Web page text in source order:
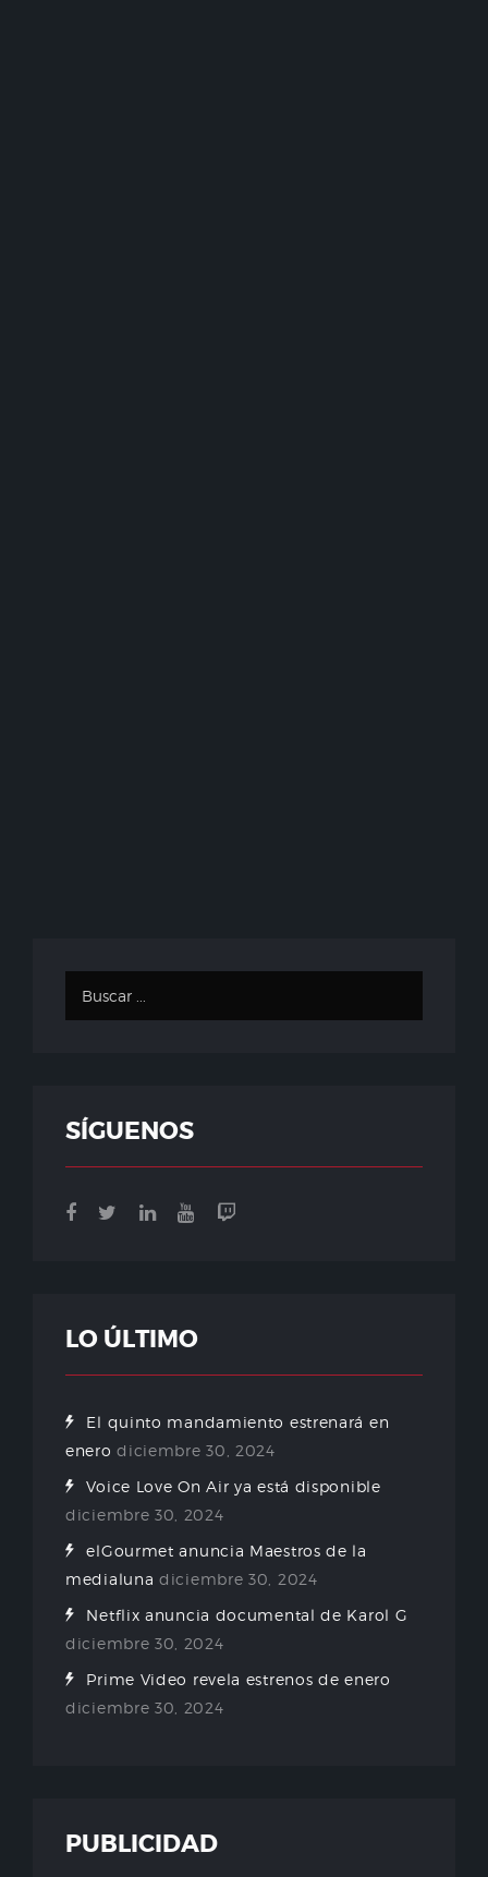
SÍGUENOS
LO ÚLTIMO
El quinto mandamiento estrenará en
enero diciembre 30, 2024
Voice Love On Air ya está disponible
diciembre 30, 2024
elGourmet anuncia Maestros de la
medialuna diciembre 30, 2024
Netflix anuncia documental de Karol G
diciembre 30, 2024
Prime Video revela estrenos de enero
diciembre 30, 2024
PUBLICIDAD